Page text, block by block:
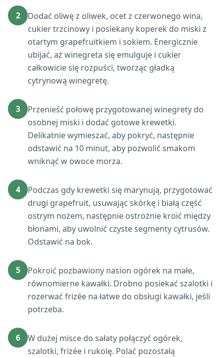
2
Dodać oliwę z oliwek, ocet z czerwonego wina,
cukier trzcinowy i posiekany koperek do miski z
otartym grapefruitkiem i sokiem. Energicznie
ubijać, aż winegreta się emulguje i cukier
całkowicie się rozpuści, tworząc gładką
cytrynową winegretę.
3
Przenieść połowę przygotowanej winegrety do
osobnej miski i dodać gotowe krewetki.
Delikatnie wymieszać, aby pokryć, następnie
odstawić na 10 minut, aby pozwolić smakom
wniknąć w owoce morza.
4
Podczas gdy krewetki się marynują, przygotować
drugi grapefruit, usuwając skórkę i białą część
ostrym nożem, następnie ostrożnie kroić między
błonami, aby uwolnić czyste segmenty cytrusów.
Odstawić na bok.
5
Pokroić pozbawiony nasion ogórek na małe,
równomierne kawałki. Drobno posiekać szalotki i
rozerwać frizée na łatwe do obsługi kawałki, jeśli
potrzeba.
6
W dużej misce do sałaty połączyć ogórek,
szalotki, frizée i rukolę. Polać pozostałą